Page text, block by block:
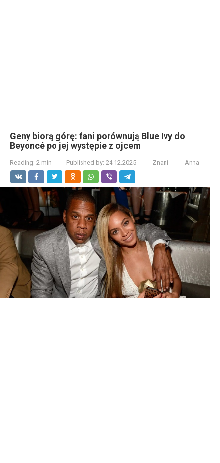
Geny biorą górę: fani porównują Blue Ivy do
Beyoncé po jej występie z ojcem
Reading: 2 min Published by: 24.12.2025 Znani Anna